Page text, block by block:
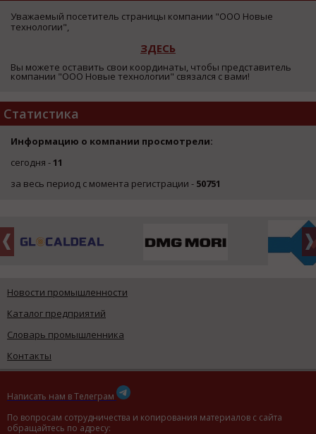
Уважаемый посетитель страницы компании "ООО Новые
технологии",
ЗДЕСЬ
Вы можете оставить свои координаты, чтобы представитель
компании "ООО Новые технологии" связался с вами!
Статистика
Информацию о компании просмотрели:
сегодня -11
за весь период с момента регистрации - 50751
Новости промышленности
Каталог предприятий
Словарь промышленника
Контакты
Написать нам в Телеграм
По вопросам сотрудничества и копирования материалов с сайта
обращайтесь по адресу: